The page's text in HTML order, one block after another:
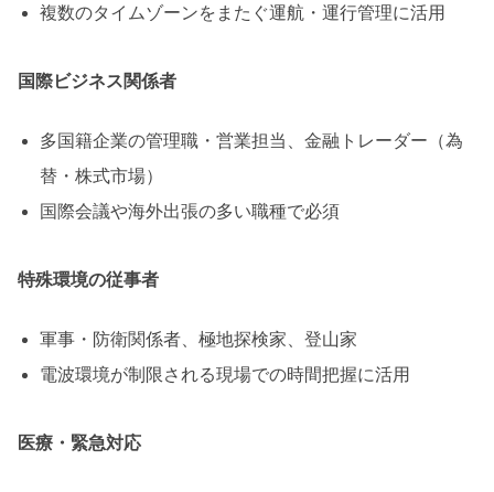
複数のタイムゾーンをまたぐ運航・運行管理に活用
国際ビジネス関係者
多国籍企業の管理職・営業担当、金融トレーダー（為
替・株式市場）
国際会議や海外出張の多い職種で必須
特殊環境の従事者
軍事・防衛関係者、極地探検家、登山家
電波環境が制限される現場での時間把握に活用
医療・緊急対応